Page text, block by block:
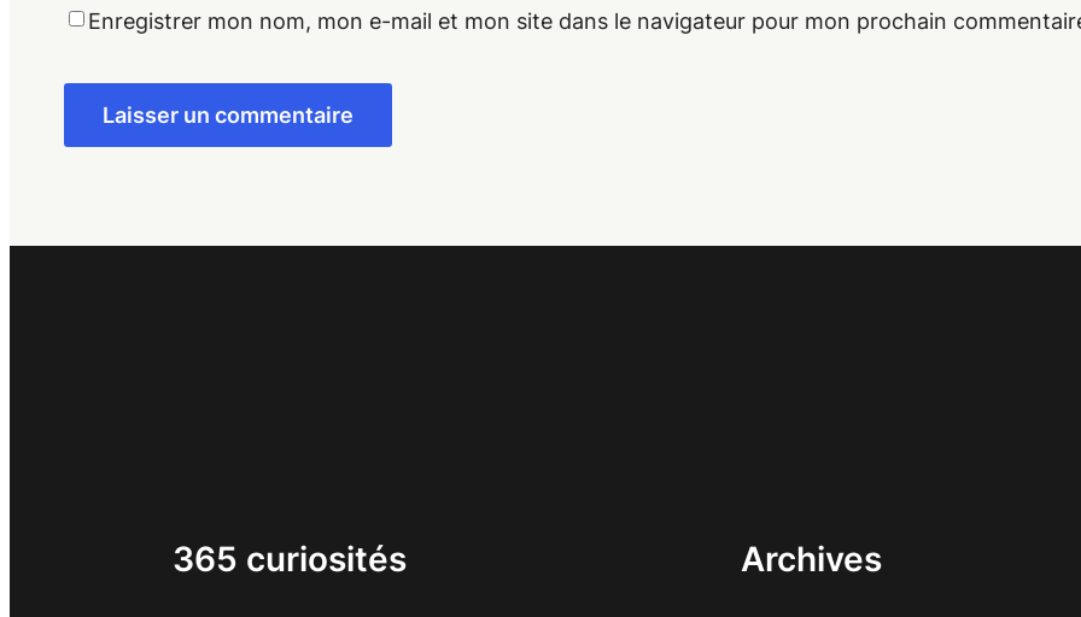
Enregistrer mon nom, mon e-mail et mon site dans le navigateur pour mon prochain
365 curiosités Archives